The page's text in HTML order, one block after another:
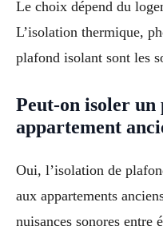
Le choix dépend du
L’isolation thermique,
plafond isolant sont les
Peut-on isoler un
appartement
Oui, l’isolation de
aux appartements
nuisances sonores entre